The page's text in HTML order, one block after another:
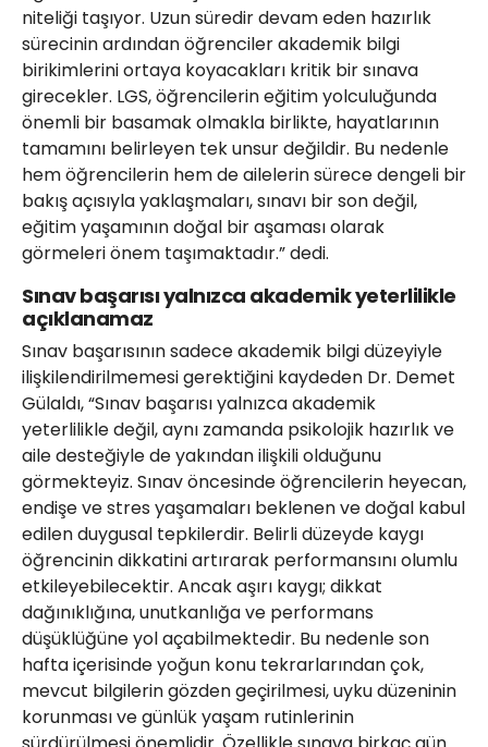
niteliği taşıyor. Uzun süredir devam eden hazırlık
sürecinin ardından öğrenciler akademik bilgi
birikimlerini ortaya koyacakları kritik bir sınava
girecekler. LGS, öğrencilerin eğitim yolculuğunda
önemli bir basamak olmakla birlikte, hayatlarının
tamamını belirleyen tek unsur değildir. Bu nedenle
hem öğrencilerin hem de ailelerin sürece dengeli bir
bakış açısıyla yaklaşmaları, sınavı bir son değil,
eğitim yaşamının doğal bir aşaması olarak
görmeleri önem taşımaktadır.” dedi.
Sınav başarısı yalnızca akademik yeterlilikle
açıklanamaz
Sınav başarısının sadece akademik bilgi düzeyiyle
ilişkilendirilmemesi gerektiğini kaydeden Dr. Demet
Gülaldı, “Sınav başarısı yalnızca akademik
yeterlilikle değil, aynı zamanda psikolojik hazırlık ve
aile desteğiyle de yakından ilişkili olduğunu
görmekteyiz. Sınav öncesinde öğrencilerin heyecan,
endişe ve stres yaşamaları beklenen ve doğal kabul
edilen duygusal tepkilerdir. Belirli düzeyde kaygı
öğrencinin dikkatini artırarak performansını olumlu
etkileyebilecektir. Ancak aşırı kaygı; dikkat
dağınıklığına, unutkanlığa ve performans
düşüklüğüne yol açabilmektedir. Bu nedenle son
hafta içerisinde yoğun konu tekrarlarından çok,
mevcut bilgilerin gözden geçirilmesi, uyku düzeninin
korunması ve günlük yaşam rutinlerinin